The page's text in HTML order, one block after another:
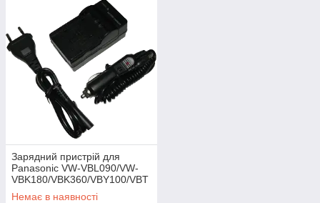
Зарядний пристрій для
Panasonic VW-VBL090/VW-
VBK180/VBK360/VBY100/VBT
190 (Digital)
Немає в наявності